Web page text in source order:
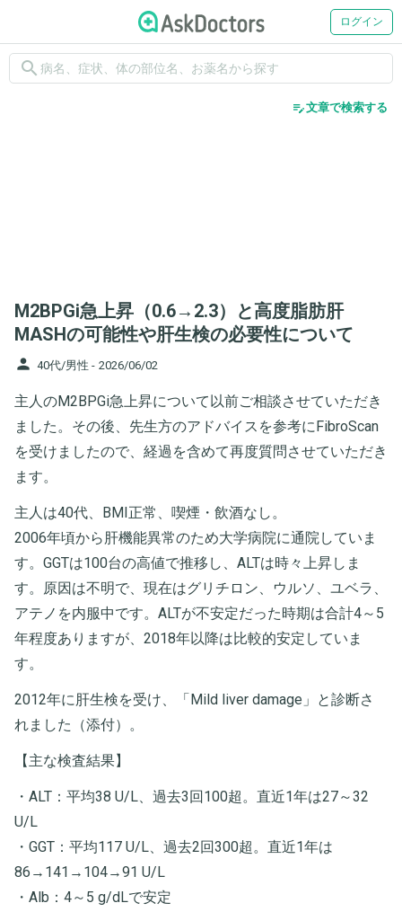
ログイン
search
edit_note文章で検索する
M2BPGi急上昇（0.6→2.3）と高度脂肪肝
MASHの可能性や肝生検の必要性について
person 40代/男性 - 2026/06/02
主人のM2BPGi急上昇について以前ご相談させていただき
ました。その後、先生方のアドバイスを参考にFibroScan
を受けましたので、経過を含めて再度質問させていただき
ます。
主人は40代、BMI正常、喫煙・飲酒なし。
2006年頃から肝機能異常のため大学病院に通院していま
す。GGTは100台の高値で推移し、ALTは時々上昇しま
す。原因は不明で、現在はグリチロン、ウルソ、ユベラ、
アテノを内服中です。ALTが不安定だった時期は合計4～5
年程度ありますが、2018年以降は比較的安定していま
す。
2012年に肝生検を受け、「Mild liver damage」と診断さ
れました（添付）。
【主な検査結果】
・ALT：平均38 U/L、過去3回100超。直近1年は27～32
U/L
・GGT：平均117 U/L、過去2回300超。直近1年は
86→141→104→91 U/L
・Alb：4～5 g/dLで安定